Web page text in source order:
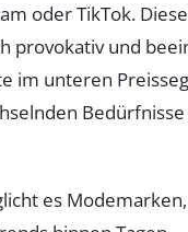
oder TikTok.
provokativ und
im unteren
es